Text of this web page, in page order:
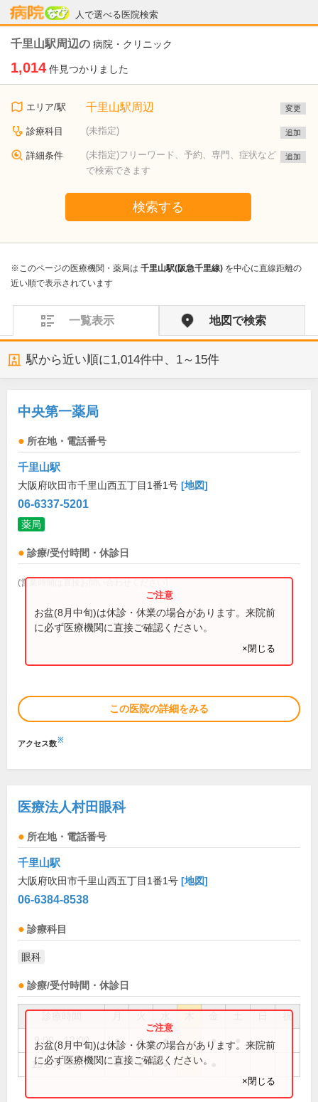
人で選べる医院検索
病院なび
千里山駅周辺の 病院・クリニック
1,014 件見つかりました
エリア/駅 千里山駅周辺 変更
診療科目 (未指定) 追加
詳細条件
(未指定)フリーワード、予約、専門、症状など
で検索できます
追加
検索する
※このページの医療機関・薬局は 千里山駅(阪急千里線) を中心に直線距離の
近い順で表示されています
一覧表示 地図で検索
駅から近い順に1,014件中、 1～15件
中央第一薬局
所在地・電話番号
千里山駅
大阪府吹田市千里山西五丁目1番1号 [地図]
06-6337-5201
薬局
診療/受付時間・休診日
(営業時間は直接お問い合わせください)
お盆(8月中旬)は休診・休業の場合があります。来院前
に必ず医療機関に直接ご確認ください。
×閉じる
この医院の詳細をみる
アクセス数※
医療法人村田眼科
所在地・電話番号
千里山駅
大阪府吹田市千里山西五丁目1番1号 [地図]
06-6384-8538
診療科目
眼科
診療/受付時間・休診日
祝
9:00～12:00 ● ● ● ●
16:00～19:00 ● ● ●
お盆(8月中旬)は休診・休業の場合があります。来院前
に必ず医療機関に直接ご確認ください。
×閉じる